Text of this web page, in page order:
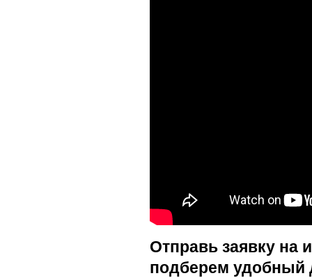
Отправь заявку на
подберем удобный